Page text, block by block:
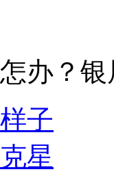
办？
子
星